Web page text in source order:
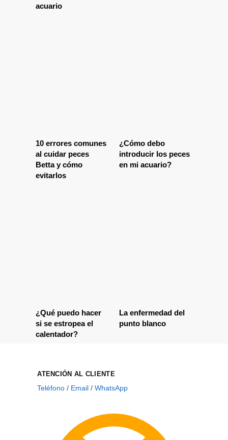
acuario
10 errores comunes
al cuidar peces
Betta y cómo
evitarlos
¿Cómo debo
introducir los peces
en mi acuario?
¿Qué puedo hacer
si se estropea el
calentador?
La enfermedad del
punto blanco
ATENCIÓN AL CLIENTE
Teléfono / Email /WhatsApp